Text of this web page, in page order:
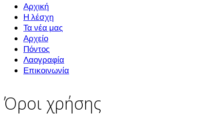
Αρχική
Η λέσχη
Τα νέα μας
Αρχείο
Πόντος
Λαογραφία
Επικοινωνία
Όροι χρήσης